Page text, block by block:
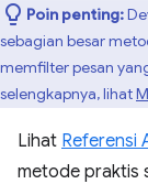
Poin penting:
sebagian besar
memfilter pesan
selengkapnya, lihat
Lihat Referensi
metode praktis